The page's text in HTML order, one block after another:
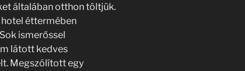
általában otthon töltjük.
éttermében
ismerőssel
látott kedves
Megszólított egy